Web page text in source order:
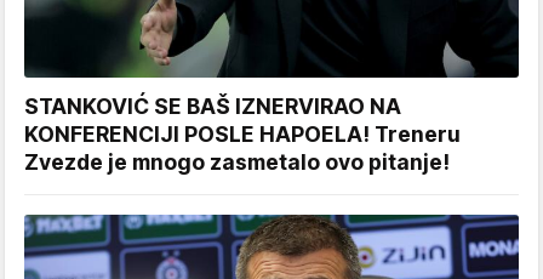
STANKOVIĆ SE BAŠ IZNERVIRAO NA
KONFERENCIJI POSLE HAPOELA! Treneru
Zvezde je mnogo zasmetalo ovo pitanje!